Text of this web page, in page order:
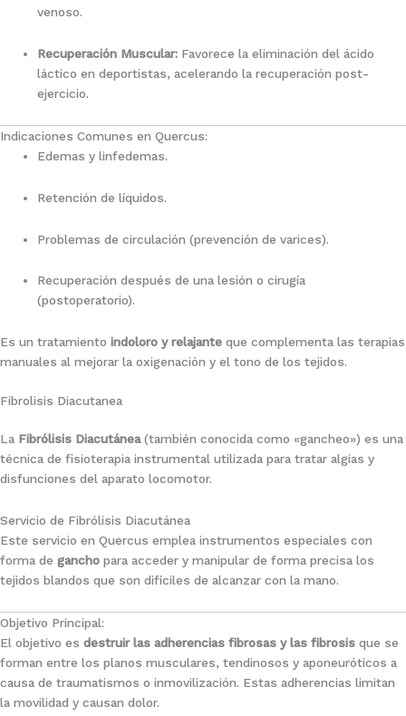
venoso.
Recuperación Muscular: Favorece la eliminación del ácido
láctico en deportistas, acelerando la recuperación post-
ejercicio.
Indicaciones Comunes en Quercus:
Edemas y linfedemas.
Retención de líquidos.
Problemas de circulación (prevención de varices).
Recuperación después de una lesión o cirugía
(postoperatorio).
Es un tratamiento indoloro y relajante que complementa las terapias
manuales al mejorar la oxigenación y el tono de los tejidos.
Fibrolisis Diacutanea
La Fibrólisis Diacutánea(también conocida como «gancheo») es una
técnica de fisioterapia instrumental utilizada para tratar algias y
disfunciones del aparato locomotor.
Servicio de Fibrólisis Diacutánea
Este servicio en Quercus emplea instrumentos especiales con
forma de gancho para acceder y manipular de forma precisa los
tejidos blandos que son difíciles de alcanzar con la mano.
Objetivo Principal:
El objetivo es destruir las adherencias fibrosas y las fibrosis que se
forman entre los planos musculares, tendinosos y aponeuróticos a
causa de traumatismos o inmovilización. Estas adherencias limitan
la movilidad y causan dolor.